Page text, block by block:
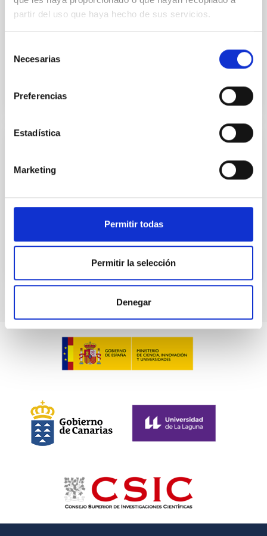
partir del uso que haya hecho de sus servicios.
Necesarias
Preferencias
Estadística
Marketing
Permitir todas
Permitir la selección
Denegar
Past
TALK VIDEO
100xciencia Opening Ceremony
7 Oct 2015 - 09:00 Europe/London